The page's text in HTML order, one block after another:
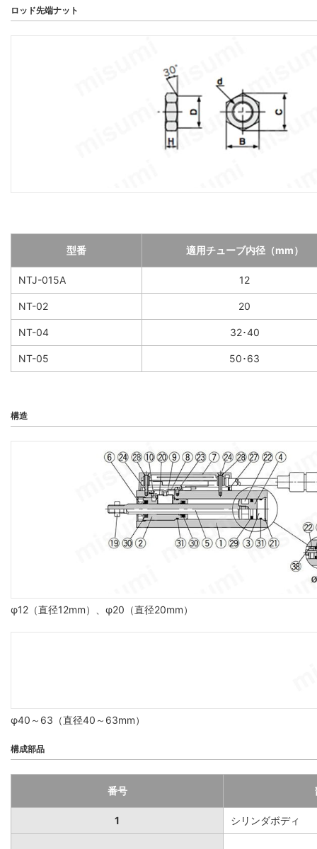
ロッド先端ナット
型番 適用チューブ内径（mm）
NTJ-015A 12
NT-02 20
NT-04 32･40
NT-05 50･63
構造
φ12（直径12mm）、φ20（直径20mm）
φ40～63（直径40～63mm）
構成部品
番号
1 シリンダボディ